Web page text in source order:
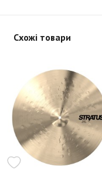
Схожі товари